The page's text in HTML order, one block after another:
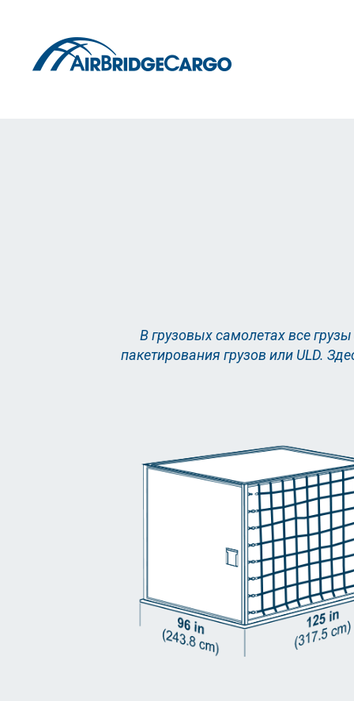
В грузовых самолетах все
пакетирования грузов или ULD.